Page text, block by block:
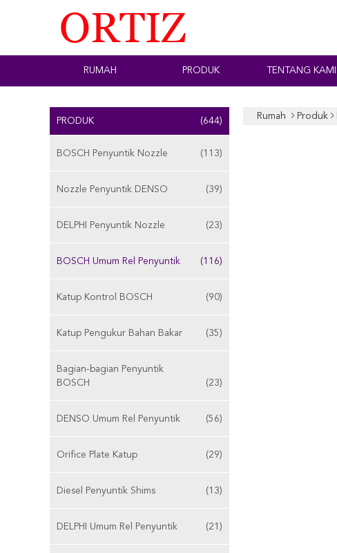
RUMAH PRODUK TENTANG KAMI
PRODUK (644)
BOSCH Penyuntik Nozzle (113)
Nozzle Penyuntik DENSO (39)
DELPHI Penyuntik Nozzle (23)
BOSCH Umum Rel Penyuntik (116)
Katup Kontrol BOSCH (90)
Katup Pengukur Bahan Bakar (35)
Bagian-bagian Penyuntik
BOSCH
(23)
DENSO Umum Rel Penyuntik (56)
Orifice Plate Katup (29)
Diesel Penyuntik Shims (13)
DELPHI Umum Rel Penyuntik (21)
Rumah Produk